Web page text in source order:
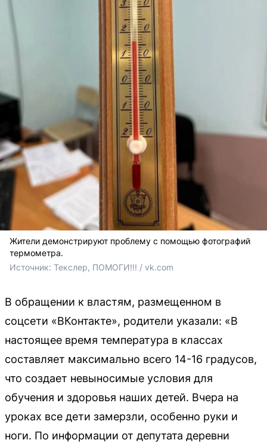
Жители демонстрируют проблему с помощью фотографий
термометра.
Источник: Текслер, ПОМОГИ!!! / vk.com
В обращении к властям, размещенном в
соцсети «ВКонтакте», родители указали: «В
настоящее время температура в классах
составляет максимально всего 14-16 градусов,
что создает невыносимые условия для
обучения и здоровья наших детей. Вчера на
уроках все дети замерзли, особенно руки и
ноги. По информации от депутата деревни